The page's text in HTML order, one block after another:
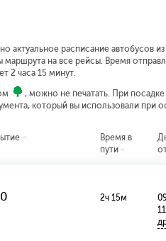
актуальное расписание автобусов
маршрута на все рейсы. Время
2 часа 15 минут.
, можно не печатать. При
который вы использовали при
Время в
пути
2ч 15м